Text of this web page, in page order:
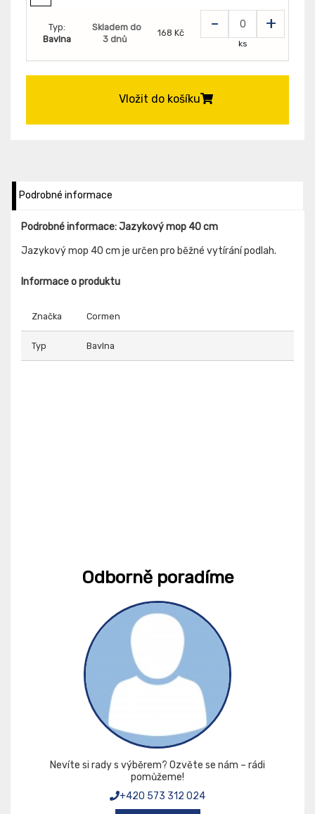
Typ:
Bavlna
Skladem do
3 dnů
168 Kč - +
ks
Vložit do košíku
Podrobné informace
Podrobné informace: Jazykový mop 40 cm
Jazykový mop 40 cm je určen pro běžné vytírání podlah.
Informace o produktu
Značka Cormen
Typ Bavlna
Odborně poradíme
Nevíte si rady s výběrem? Ozvěte se nám – rádi
pomůžeme!
+420 573 312 024